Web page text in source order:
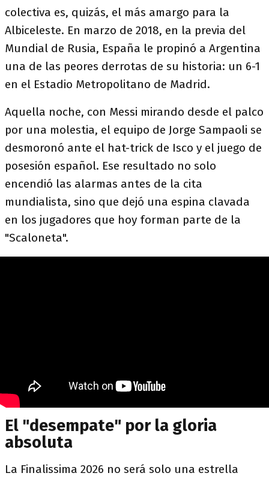
colectiva es, quizás, el más amargo para la
Albiceleste. En marzo de 2018, en la previa del
Mundial de Rusia, España le propinó a Argentina
una de las peores derrotas de su historia: un 6-1
en el Estadio Metropolitano de Madrid.
Aquella noche, con Messi mirando desde el palco
por una molestia, el equipo de Jorge Sampaoli se
desmoronó ante el hat-trick de Isco y el juego de
posesión español. Ese resultado no solo
encendió las alarmas antes de la cita
mundialista, sino que dejó una espina clavada
en los jugadores que hoy forman parte de la
"Scaloneta".
El "desempate" por la gloria
absoluta
La Finalissima 2026 no será solo una estrella